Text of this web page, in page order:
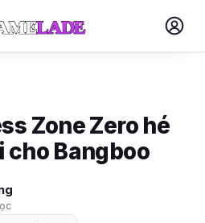
Zone Zero hé
cho Bangboo